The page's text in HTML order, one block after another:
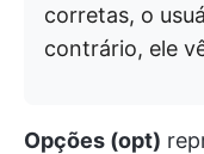
corretas, o
contrário, ele
Opções (opt)